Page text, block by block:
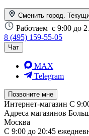
Сменить город.
Работаем с 9:00 до
8 (495) 159-55-05
Чат
MAX
Telegram
Позвоните мне
Интернет-магазин С
Адреса магазинов
Москва
С 9:00 до 20:45